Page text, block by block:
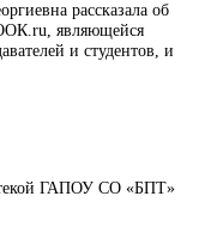
рассказала об
являющейся
и студентов, и
ГАПОУ СО «БПТ»